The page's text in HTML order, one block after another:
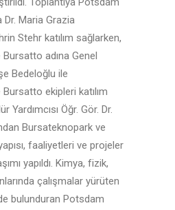
Dr. Maria Grazia
Stehr katılım sağlarken,
adına Genel
Bedeloğlu ile
ekipleri katılım
Yardımcısı Öğr. Gör. Dr.
Bursateknopark ve
faaliyetleri ve projeler
yapıldı. Kimya, fizik,
çalışmalar yürüten
bulunduran Potsdam